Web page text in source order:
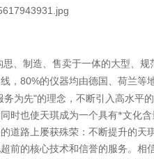
、制造、售卖于一体的大型、规
， 80%的仪器均由德国、荷兰等
务为先"的理念，不断引入高水平
时也使天琪成为一个具有*文化
道路上屡获殊荣：不断提升的天
前的核心技术和信誉的服务。相